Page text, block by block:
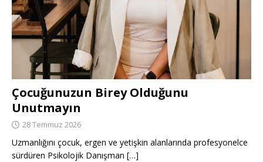
Çocuğunuzun Birey Olduğunu
Unutmayın
28 Temmuz 2026
Uzmanlığını çocuk, ergen ve yetişkin alanlarında profesyonelce
sürdüren Psikolojik Danışman […]